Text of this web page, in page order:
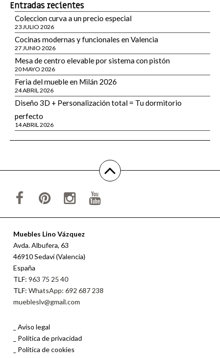
Entradas recientes
Coleccion curva a un precio especial
23 JULIO 2026
Cocinas modernas y funcionales en Valencia
27 JUNIO 2026
Mesa de centro elevable por sistema con pistón
20 MAYO 2026
Feria del mueble en Milán 2026
24 ABRIL 2026
Diseño 3D + Personalización total = Tu dormitorio
perfecto
14 ABRIL 2026
Muebles Lino Vázquez
Avda. Albufera, 63
46910 Sedaví (Valencia)
España
TLF: 963 75 25 40
TLF: WhatsApp: 692 687 238
muebleslv@gmail.com
Aviso legal
Política de privacidad
Política de cookies